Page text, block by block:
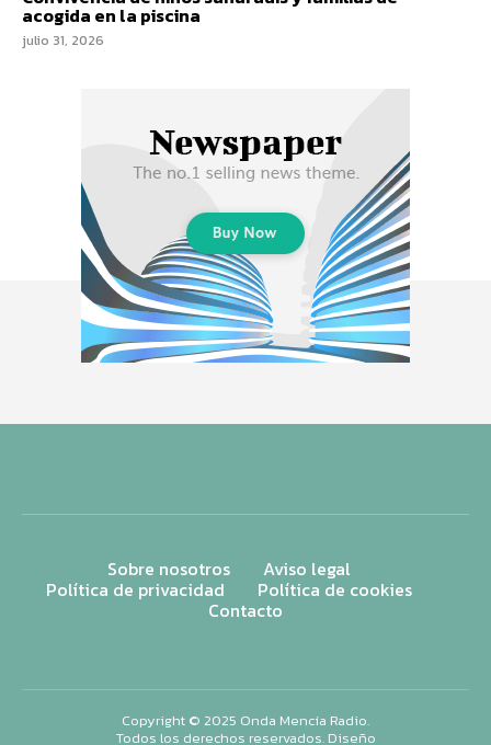
acogida en la piscina
julio 31, 2026
Sobre nosotros Aviso legal
Política de privacidad Política de cookies
Contacto
Copyright © 2025 Onda Mencía Radio.
Todos los derechos reservados. Diseño